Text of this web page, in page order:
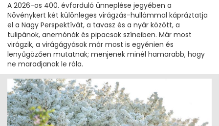
A 2026-os 400. évforduló ünneplése jegyében a
Növénykert két különleges virágzás-hullámmal kápráztatja
el a Nagy Perspektívát, a tavasz és a nyár között, a
tulipánok, anemónák és pipacsok színeiben. Már most
virágzik, a virágágyások már most is egyénien és
lenyűgözően mutatnak; menjenek minél hamarabb, hogy
ne maradjanak le róla.